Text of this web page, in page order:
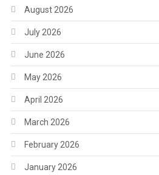
August 2026
July 2026
June 2026
May 2026
April 2026
March 2026
February 2026
January 2026